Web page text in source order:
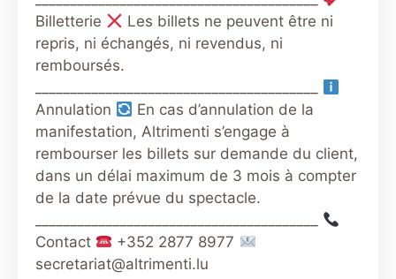
Billetterie
Les billets ne peuvent être ni
repris, ni échangés, ni revendus, ni
remboursés.
Annulation
En cas d’annulation de la
manifestation, Altrimenti s’engage à
rembourser les billets sur demande du client,
dans un délai maximum de 3 mois à compter
de la date prévue du spectacle.
Contact
+352 2877 8977
secretariat@altrimenti.lu